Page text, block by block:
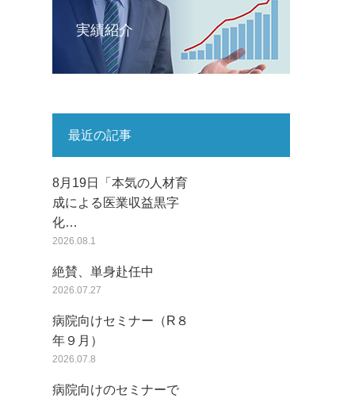
実績紹介
最近の記事
8月19日「本気の人材育
成による医業収益黒字
化…
2026.08.1
絶賛、単身赴任中
2026.07.27
病院向けセミナー（R８
年９月）
2026.07.8
病院向けのセミナーで